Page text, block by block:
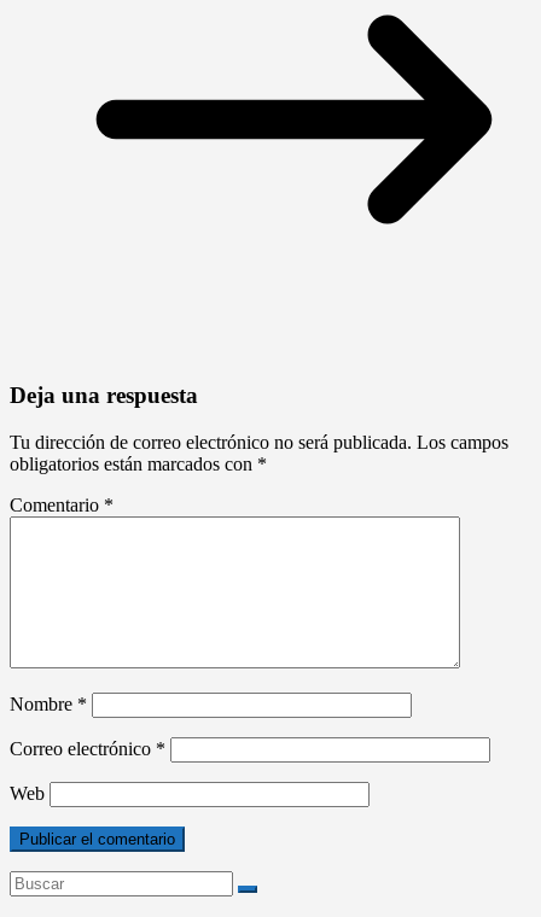
Deja una respuesta
Tu dirección de correo electrónico no será publicada. Los campos
obligatorios están marcados con *
Comentario *
Nombre *
Correo electrónico *
Web